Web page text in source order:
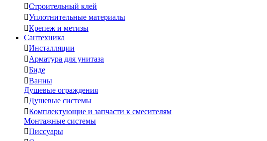
Строительный клей
Уплотнительные материалы
Крепеж и метизы
Сантехника
Инсталляции
Арматура для унитаза
Биде
Ванны
Душевые ограждения
Душевые системы
Комплектующие и запчасти к смесителям
Монтажные системы
Писсуары